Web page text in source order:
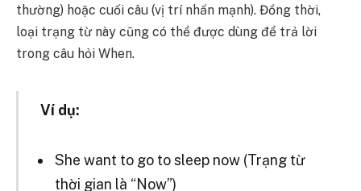
thường) hoặc cuối câu (vị trí nhấn mạnh). Đồng thời,
loại trạng từ này cũng có thể được dùng để trả lời
trong câu hỏi When.
Ví dụ:
She want to go to sleep now (Trạng từ
thời gian là “Now”)